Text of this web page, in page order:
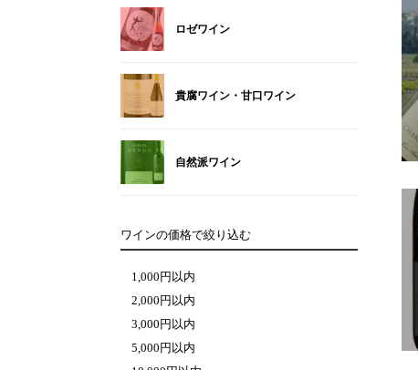
ロゼワイン
貴腐ワイン・甘口ワイン
自然派ワイン
ワインの価格で絞り込む
1,000円以内
2,000円以内
3,000円以内
5,000円以内